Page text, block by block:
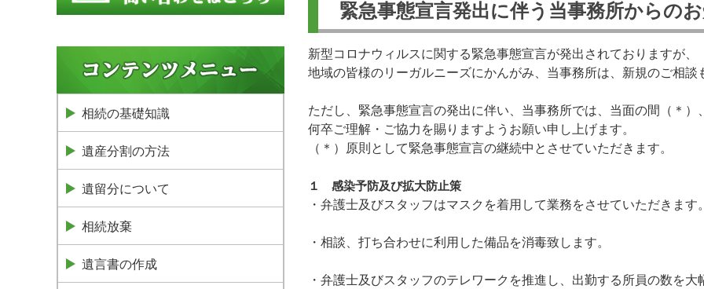
緊急事態宣言発出に伴う当事務所からの
新型コロナウィルスに関する緊急事態宣言が発出されておりますが、
地域の皆様のリーガルニーズにかんがみ、当事務所は、新規のご相談
ただし、緊急事態宣言の発出に伴い、当事務所では、当面の間（＊）
何卒ご理解・ご協力を賜りますようお願い申し上げます。
（＊）原則として緊急事態宣言の継続中とさせていただきます。
１ 感染予防及び拡大防止策
・弁護士及びスタッフはマスクを着用して業務をさせていただきます。
・相談、打ち合わせに利用した備品を消毒致します。
・弁護士及びスタッフのテレワークを推進し、出勤する所員の数を大
相続の基礎知識
遺産分割の方法
遺留分について
相続放棄
遺言書の作成